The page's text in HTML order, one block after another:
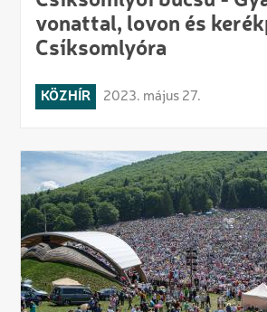
vonattal, lovon és
Csíksomlyóra
KÖZHÍR 2023. május 27.